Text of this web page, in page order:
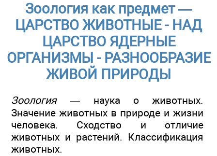
Зоология как предмет —
ЦАРСТВО ЖИВОТНЫЕ - НАД
ЦАРСТВО ЯДЕРНЫЕ
ОРГАНИЗМЫ - РАЗНООБРАЗИЕ
ЖИВОЙ ПРИРОДЫ
Зоология— наука о животных.
Значение животных в природе и жизни
человека. Сходство и отличие
животных и растений. Классификация
животных.